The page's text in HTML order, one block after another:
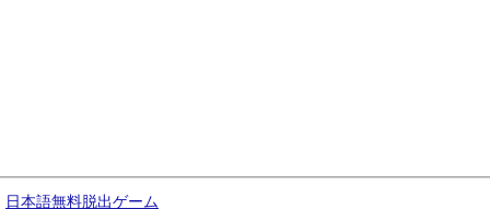
日本語無料脱出ゲーム